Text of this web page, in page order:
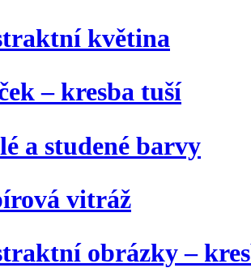
květina
– kresba tuší
a studené barvy
vitráž
obrázky –